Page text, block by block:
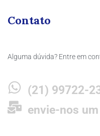
Contato
Alguma dúvida? Entre em
(21) 99722-
envie-nos um